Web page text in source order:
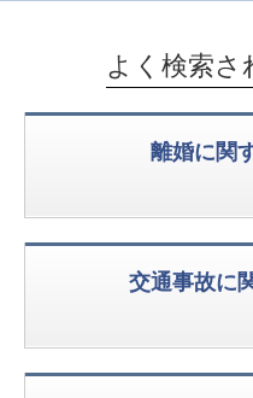
よく検索さ
離婚に関
交通事故に